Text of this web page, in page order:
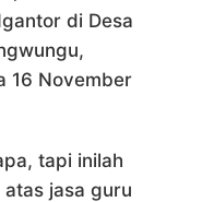
di Desa
16 November
tapi inilah
jasa guru